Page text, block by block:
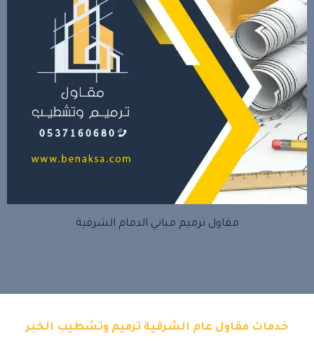
مقاول ترميم مباني الدمام الشرقية
خدمات مقاول عام الشرقية ترميم وتشطيب الخبر